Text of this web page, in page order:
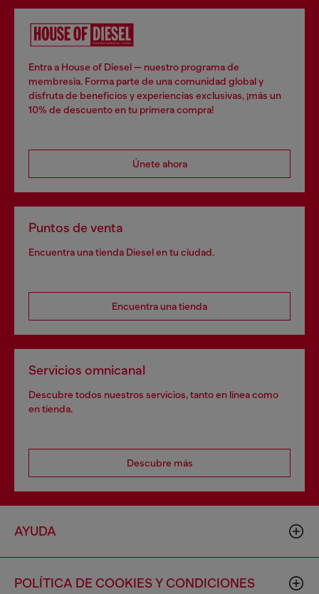
Entra a House of Diesel — nuestro programa de
membresía. Forma parte de una comunidad global y
disfruta de beneficios y experiencias exclusivas, ¡más un
10% de descuento en tu primera compra!
Únete ahora
Puntos de venta
Encuentra una tienda Diesel en tu ciudad.
Encuentra una tienda
Servicios omnicanal
Descubre todos nuestros servicios, tanto en línea como
en tienda.
Descubre más
AYUDA
POLÍTICA DE COOKIES Y CONDICIONES